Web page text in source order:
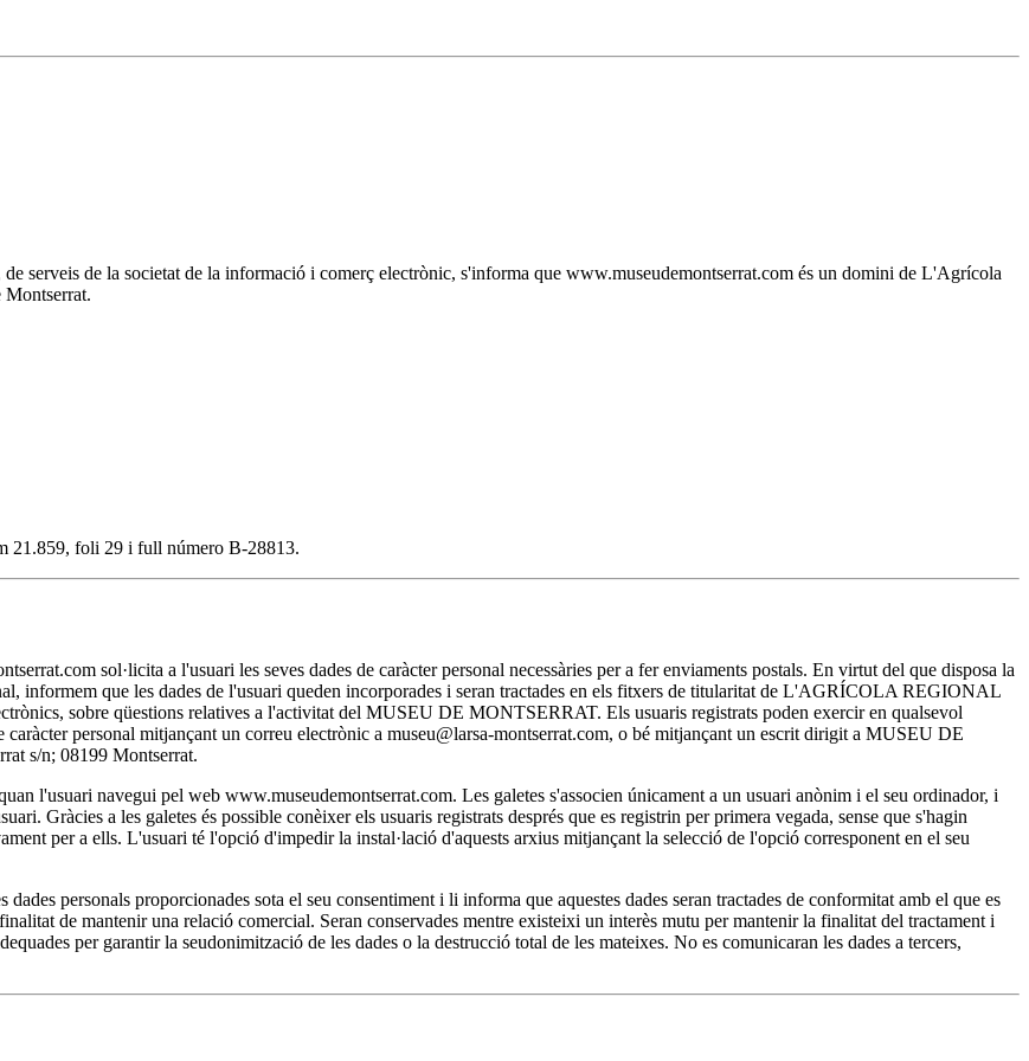
serveis de la societat de la informació i comerç electrònic, s'informa que www.museudemontserrat.com és un domini de L'Agrícola
Montserrat.
21.859, foli 29 i full número B-28813.
sol·licita a l'usuari les seves dades de caràcter personal necessàries per a fer enviaments postals. En virtut del que disposa la
informem que les dades de l'usuari queden incorporades i seran tractades en els fitxers de titularitat de L'AGRÍCOLA REGIONAL
sobre qüestions relatives a l'activitat del MUSEU DE MONTSERRAT. Els usuaris registrats poden exercir en qualsevol
personal mitjançant un correu electrònic a museu@larsa-montserrat.com, o bé mitjançant un escrit dirigit a MUSEU DE
s/n; 08199 Montserrat.
l'usuari navegui pel web www.museudemontserrat.com. Les galetes s'associen únicament a un usuari anònim i el seu ordinador, i
Gràcies a les galetes és possible conèixer els usuaris registrats després que es registrin per primera vegada, sense que s'hagin
per a ells. L'usuari té l'opció d'impedir la instal·lació d'aquests arxius mitjançant la selecció de l'opció corresponent en el seu
personals proporcionades sota el seu consentiment i li informa que aquestes dades seran tractades de conformitat amb el que es
de mantenir una relació comercial. Seran conservades mentre existeixi un interès mutu per mantenir la finalitat del tractament i
per garantir la seudonimització de les dades o la destrucció total de les mateixes. No es comunicaran les dades a tercers,